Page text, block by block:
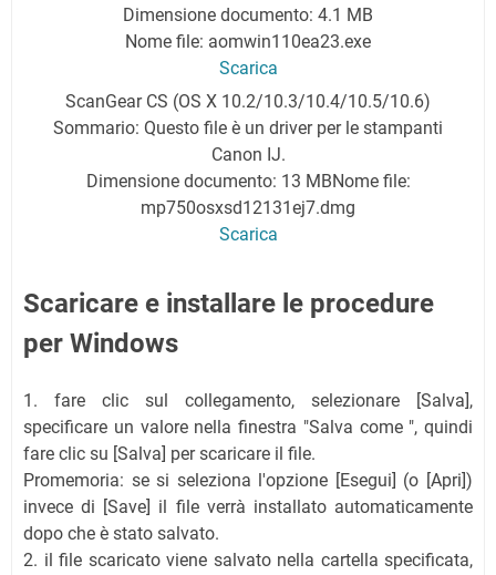
Dimensione documento: 4.1 MB
Nome file: aomwin110ea23.exe
Scarica
ScanGear CS (OS X 10.2/10.3/10.4/10.5/10.6)
Sommario: Questo file è un driver per le stampanti
Canon IJ.
Dimensione documento: 13 MBNome file:
mp750osxsd12131ej7.dmg
Scarica
Scaricare e installare le procedure
per Windows
1. fare clic sul collegamento, selezionare [Salva],
specificare un valore nella finestra "Salva come ", quindi
fare clic su [Salva] per scaricare il file.
Promemoria: se si seleziona l'opzione [Esegui] (o [Apri])
invece di [Save] il file verrà installato automaticamente
dopo che è stato salvato.
2. il file scaricato viene salvato nella cartella specificata,